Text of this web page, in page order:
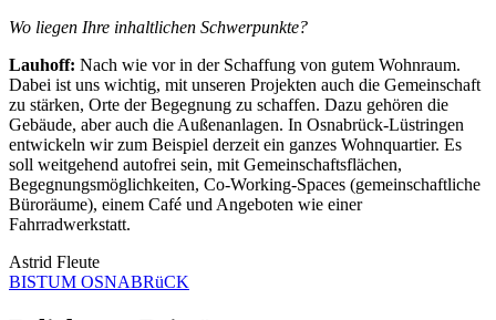
Wo liegen Ihre inhaltlichen Schwerpunkte?
Lauhoff: Nach wie vor in der Schaffung von gutem Wohnraum.
Dabei ist uns wichtig, mit unseren Projekten auch die Gemeinschaft
zu stärken, Orte der Begegnung zu schaffen. Dazu gehören die
Gebäude, aber auch die Außenanlagen. In Osnabrück-Lüstringen
entwickeln wir zum Beispiel derzeit ein ganzes Wohnquartier. Es
soll weitgehend autofrei sein, mit Gemeinschaftsflächen,
Begegnungsmöglichkeiten, Co-Working-Spaces (gemeinschaftliche
Büroräume), einem Café und Angeboten wie einer
Fahrradwerkstatt.
Astrid Fleute
BISTUM OSNABRüCK